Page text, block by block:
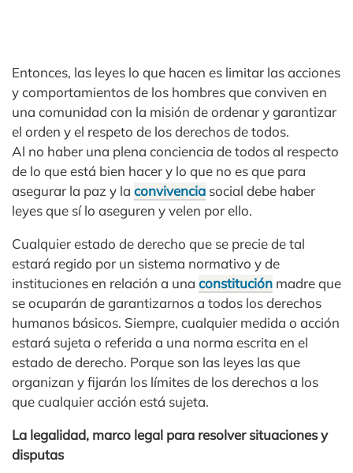
Entonces, las leyes lo que hacen es limitar las acciones
y comportamientos de los hombres que conviven en
una comunidad con la misión de ordenar y garantizar
el orden y el respeto de los derechos de todos.
Al no haber una plena conciencia de todos al respecto
de lo que está bien hacer y lo que no es que para
asegurar la paz y la convivencia social debe haber
leyes que sí lo aseguren y velen por ello.
Cualquier estado de derecho que se precie de tal
estará regido por un sistema normativo y de
instituciones en relación a una constitución madre que
se ocuparán de garantizarnos a todos los derechos
humanos básicos. Siempre, cualquier medida o acción
estará sujeta o referida a una norma escrita en el
estado de derecho. Porque son las leyes las que
organizan y fijarán los límites de los derechos a los
que cualquier acción está sujeta.
La legalidad, marco legal para resolver situaciones y
disputas